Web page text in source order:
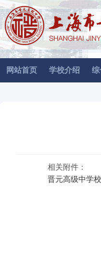
网站首页 学校介绍 综
相关附件：
晋元高级中学